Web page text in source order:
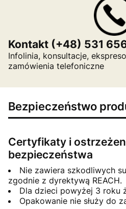
Kontakt (+48) 531
Infolinia, konsultacje,
zamówienia telefoniczne
Bezpieczeństwo
Certyfikaty i
bezpieczeństwa
Nie zawiera szkodliwych
zgodnie z dyrektywą REACH.
Dla dzieci powyżej 3 roku
Opakowanie nie służy do